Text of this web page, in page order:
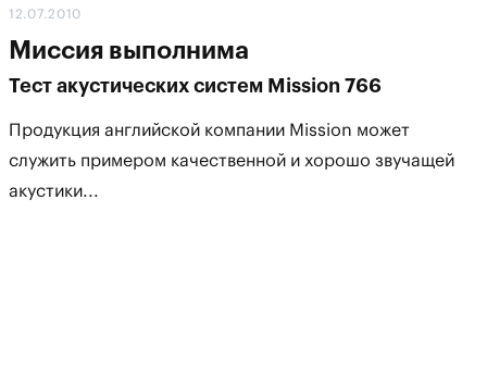
12.07.2010
Миссия выполнима
Тест акустических систем Mission 766
Продукция английской компании Mission может
служить примером качественной и хорошо звучащей
акустики...